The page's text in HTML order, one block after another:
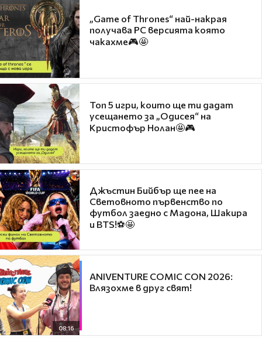
„Game of Thrones“ най-накрая
получава PC версията която
чакахме🎮🤩
Топ 5 игри, които ще ти дадат
усещането за „Одисея“ на
Кристофър Нолан🤩🎮
Джъстин Бийбър ще пее на
Световното първенство по
футбол заедно с Мадона, Шакира
и BTS!⚽🤩
08:16
ANIVENTURE COMIC CON 2026:
Влязохме в друг свят!